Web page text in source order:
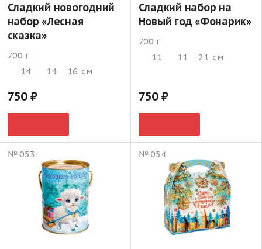
Сладкий новогодний
набор «Лесная
сказка»
700 г
14
14 16 см
750
Сладкий набор на
Новый год «Фонарик»
700 г
11
11 21 см
750
№ 053 № 054